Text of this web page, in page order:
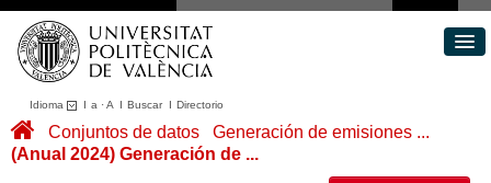
Idioma I a ·A I BuscarI Directorio
Conjuntos de datos
Áreas
Conjuntos de datos
Generación de emisiones ...
(Anual 2024) Generación de ...